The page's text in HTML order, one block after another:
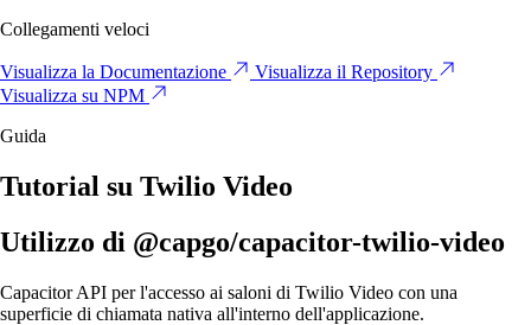
Collegamenti veloci
Visualizza la Documentazione
Visualizza il Repository
Visualizza su NPM
Guida
Tutorial su Twilio Video
Utilizzo di @capgo/capacitor-twilio-video
Capacitor API per l'accesso ai saloni di Twilio Video con una
superficie di chiamata nativa all'interno dell'applicazione.